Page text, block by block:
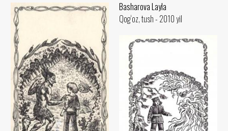
Basharova Layla
Qog‘oz, tush - 2010 yil